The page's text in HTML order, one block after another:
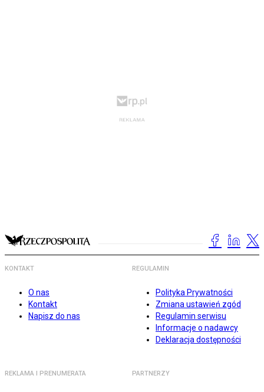
KONTAKT
O nas
Kontakt
Napisz do nas
REGULAMIN
Polityka Prywatności
Zmiana ustawień zgód
Regulamin serwisu
Informacje o nadawcy
Deklaracja dostępności
REKLAMA I PRENUMERATA PARTNERZY